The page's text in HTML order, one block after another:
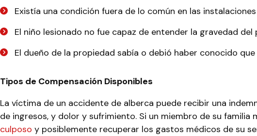
Existía una condición fuera de lo común en las
El niño lesionado no fue capaz de entender la gravedad
El dueño de la propiedad sabía o debió haber conocido
Tipos de Compensación Disponibles
La víctima de un accidente de alberca puede recibir una
de ingresos, y dolor y sufrimiento. Si un miembro de su
culposo y posiblemente recuperar los gastos médicos de su